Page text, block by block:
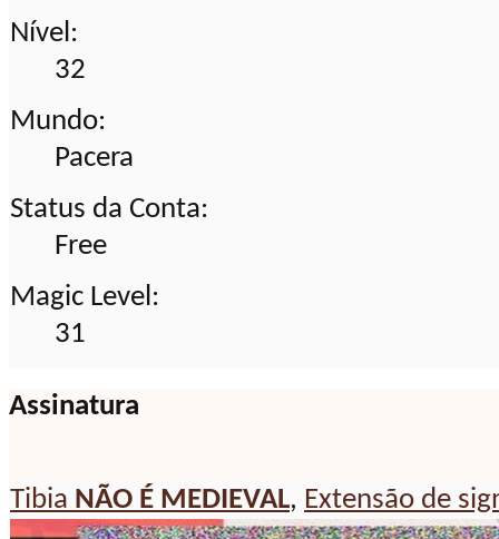
Nível:
32
Mundo:
Pacera
Status da Conta:
Free
Magic Level:
31
Assinatura
Tibia NÃO É MEDIEVAL, Extensão de